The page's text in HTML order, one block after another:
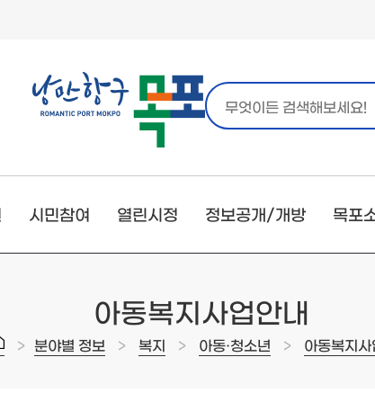
시민참여 열린시정 정보공개/개방 목포
아동복지사업안내
> 분야별 정보 > 복지 > 아동·청소년 > 아동복지사